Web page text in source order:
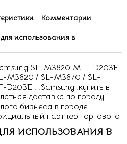
Комментарии
использования в
SL-M3820 MLT-D203E
M3820 / SL-M3870 / SL-
. .Samsung .купить в
доставка по городу
бизнеса в городе
партнер торгового
ИСПОЛЬЗОВАНИЯ В